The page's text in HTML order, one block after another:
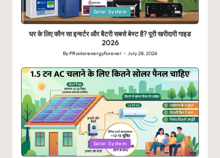
Posted
in
Solar System
घर के लिए कौन सा इन्वर्टर और बैटरी सबसे बेस्ट है? पूरी खरीदारी गाइड
2026
Posted
By PRsolarenergyforever July 28, 2026
Posted
in
Solar System